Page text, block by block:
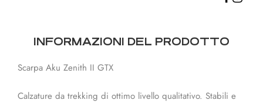
INFORMAZIONI DEL PRODOTTO
Scarpa Aku Zenith II GTX
Calzature da trekking di ottimo livello qualitativo. Stabili e